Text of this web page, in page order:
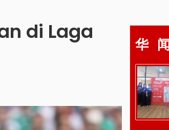
di Laga
华 闻